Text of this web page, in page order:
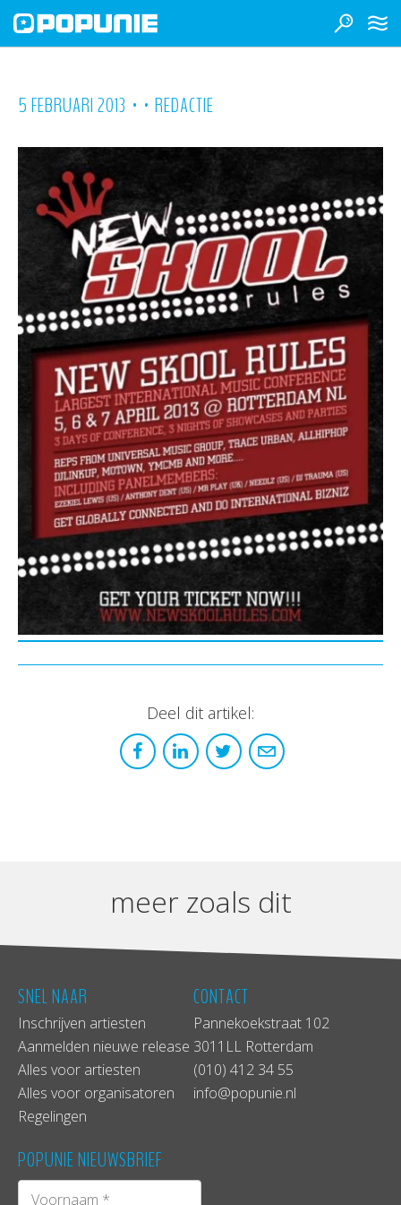
5 FEBRUARI 2013 • • REDACTIE
Deel dit artikel:
meer zoals dit
SNEL NAAR
Inschrijven artiesten
Aanmelden nieuwe release
Alles voor artiesten
Alles voor organisatoren
Regelingen
CONTACT
Pannekoekstraat 102
3011LL Rotterdam
(010) 412 34 55
info@popunie.nl
POPUNIE NIEUWSBRIEF